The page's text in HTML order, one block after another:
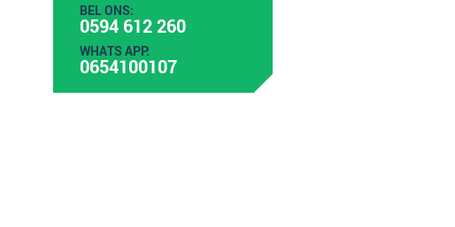
BEL ONS:
0594 612 260
WHATS APP:
0654100107